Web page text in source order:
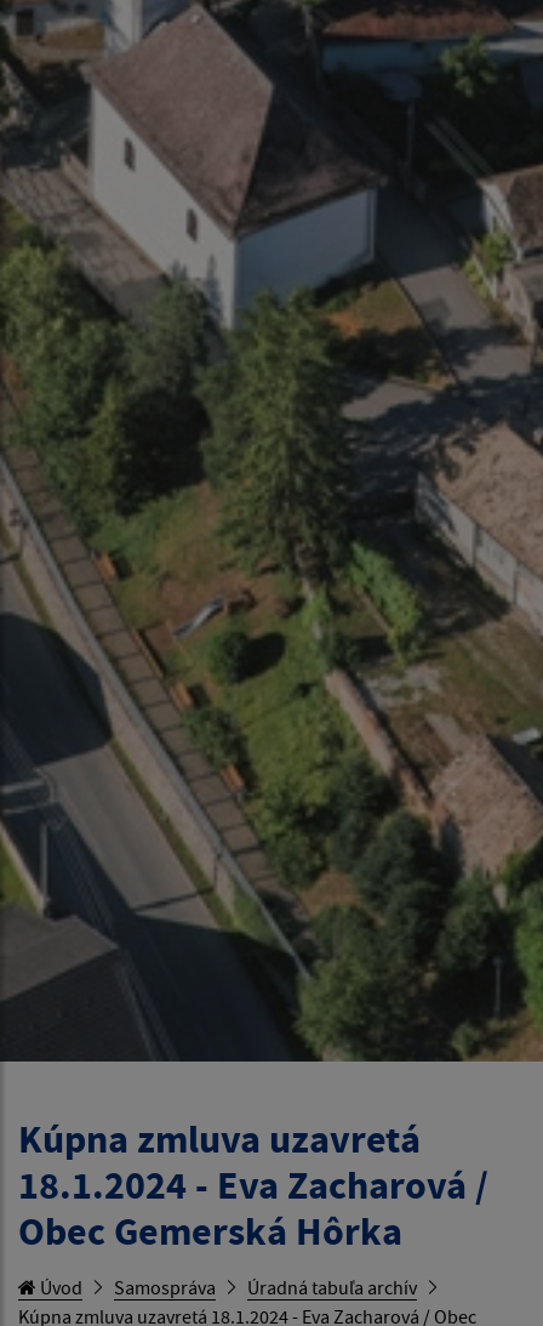
Kúpna zmluva uzavretá
18.1.2024 - Eva Zacharová /
Obec Gemerská Hôrka
Úvod Samospráva
Úradná tabuľa archív
Kúpna zmluva uzavretá 18.1.2024 - Eva Zacharová / Obec